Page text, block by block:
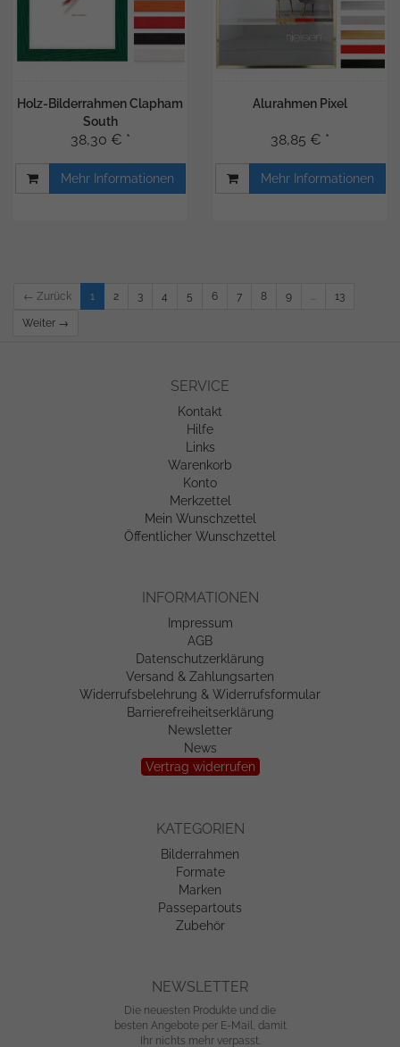
Holz-Bilderrahmen Clapham
South
38,30 € *
Mehr Informationen
Alurahmen Pixel
38,85 € *
Mehr Informationen
← Zurück 1 2 3 4 5 6 7 8 9 ... 13
Weiter →
SERVICE
Kontakt
Hilfe
Links
Warenkorb
Konto
Merkzettel
Mein Wunschzettel
Öffentlicher Wunschzettel
INFORMATIONEN
Impressum
AGB
Datenschutzerklärung
Versand & Zahlungsarten
Widerrufsbelehrung & Widerrufsformular
Barrierefreiheitserklärung
Newsletter
News
Vertrag widerrufen
KATEGORIEN
Bilderrahmen
Formate
Marken
Passepartouts
Zubehör
NEWSLETTER
Die neuesten Produkte und die
besten Angebote per E-Mail, damit
Ihr nichts mehr verpasst.